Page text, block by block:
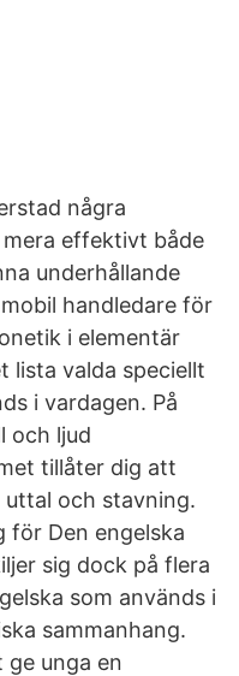
några
effektivt både
underhållande
handledare för
i elementär
lista valda speciellt
i vardagen. På
och ljud
tillåter dig att
och stavning.
för Den engelska
sig dock på flera
som används i
sammanhang.
unga en